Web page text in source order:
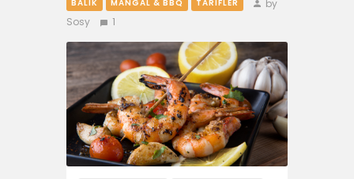
DRINK
BBQ 101
YAŞAM
BALIK MANGAL & BBQ TARIFLER
by
Sosy
1